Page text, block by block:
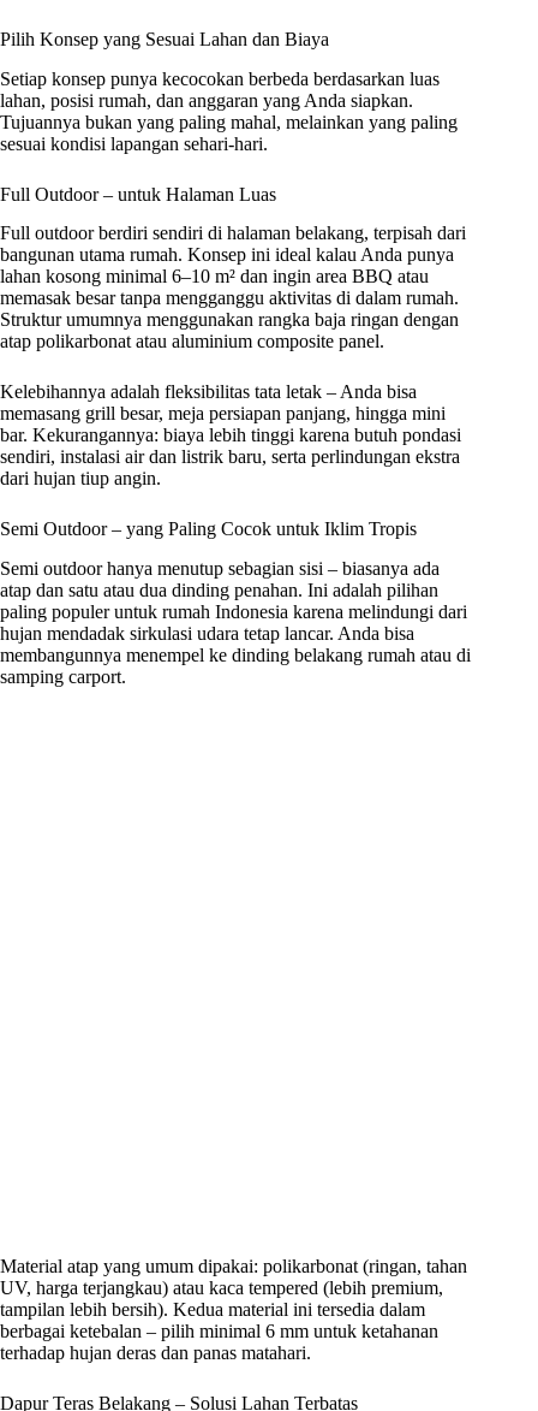
Pilih Konsep yang Sesuai Lahan dan Biaya
Setiap konsep punya kecocokan berbeda berdasarkan luas
lahan, posisi rumah, dan anggaran yang Anda siapkan.
Tujuannya bukan yang paling mahal, melainkan yang paling
sesuai kondisi lapangan sehari-hari.
Full Outdoor – untuk Halaman Luas
Full outdoor berdiri sendiri di halaman belakang, terpisah dari
bangunan utama rumah. Konsep ini ideal kalau Anda punya
lahan kosong minimal 6–10 m² dan ingin area BBQ atau
memasak besar tanpa mengganggu aktivitas di dalam rumah.
Struktur umumnya menggunakan rangka baja ringan dengan
atap polikarbonat atau aluminium composite panel.
Kelebihannya adalah fleksibilitas tata letak – Anda bisa
memasang grill besar, meja persiapan panjang, hingga mini
bar. Kekurangannya: biaya lebih tinggi karena butuh pondasi
sendiri, instalasi air dan listrik baru, serta perlindungan ekstra
dari hujan tiup angin.
Semi Outdoor – yang Paling Cocok untuk Iklim Tropis
Semi outdoor hanya menutup sebagian sisi – biasanya ada
atap dan satu atau dua dinding penahan. Ini adalah pilihan
paling populer untuk rumah Indonesia karena melindungi dari
hujan mendadak sirkulasi udara tetap lancar. Anda bisa
membangunnya menempel ke dinding belakang rumah atau di
samping carport.
Material atap yang umum dipakai: polikarbonat (ringan, tahan
UV, harga terjangkau) atau kaca tempered (lebih premium,
tampilan lebih bersih). Kedua material ini tersedia dalam
berbagai ketebalan – pilih minimal 6 mm untuk ketahanan
terhadap hujan deras dan panas matahari.
Dapur Teras Belakang – Solusi Lahan Terbatas